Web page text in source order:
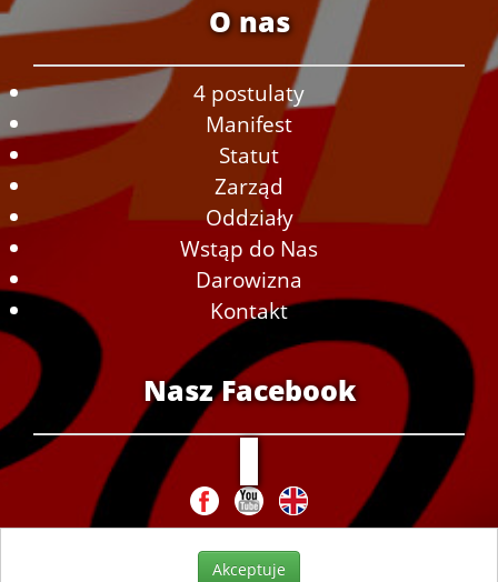
O nas
4 postulaty
Manifest
Statut
Zarząd
Oddziały
Wstąp do Nas
Darowizna
Kontakt
Nasz Facebook
Akceptuje